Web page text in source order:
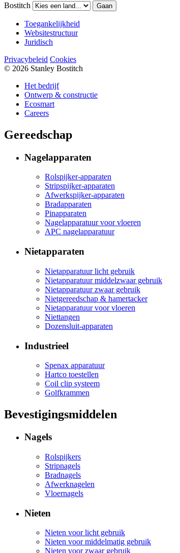
Bostitch Gaan
Toegankelijkheid
Websitestructuur
Juridisch
Privacybeleid Cookies
© 2026 Stanley Bostitch
Het bedrijf
Ontwerp & constructie
Ecosmart
Careers
Gereedschap
Nagelapparaten
Rolspijker-apparaten
Stripspijker-apparaten
Afwerkspijker-apparaten
Bradapparaten
Pinapparaten
Nagelapparatuur voor vloeren
APC nagelapparatuur
Nietapparaten
Nietapparatuur licht gebruik
Nietapparatuur middelzwaar gebruik
Nietapparatuur zwaar gebruik
Nietgereedschap & hamertacker
Nietapparatuur voor vloeren
Niettangen
Dozensluit-apparaten
Industrieel
Spenax apparatuur
Hartco toestellen
Coil clip systeem
Golfkrammen
Bevestigingsmiddelen
Nagels
Rolspijkers
Stripnagels
Bradnagels
Afwerknagelen
Vloernagels
Nieten
Nieten voor licht gebruik
Nieten voor middelmatig gebruik
Nieten voor zwaar gebruik